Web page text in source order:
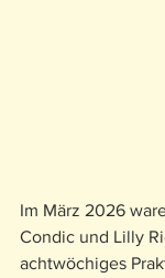
Im März 2026
Condic und Lilly
achtwöchiges